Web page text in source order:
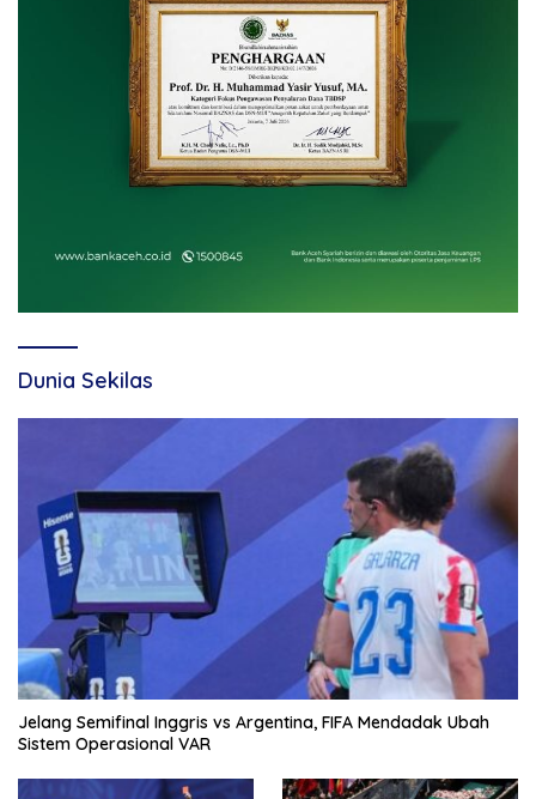
Dunia Sekilas
Jelang Semifinal Inggris vs Argentina, FIFA Mendadak Ubah
Sistem Operasional VAR